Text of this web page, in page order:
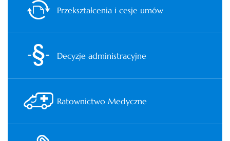
Przekształcenia i cesje umów
Decyzje administracyjne
Ratownictwo Medyczne